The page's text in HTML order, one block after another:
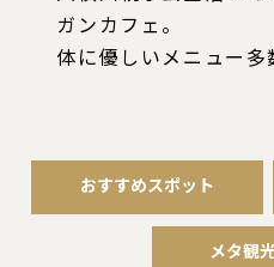
ガンカフェ。
体に優しいメニュー多
おすすめスポット
メタ観